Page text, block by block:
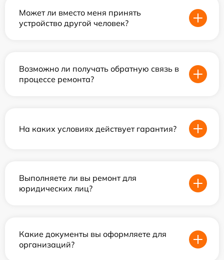
Может ли вместо меня принять
устройство другой человек?
Возможно ли получать обратную связь в
процессе ремонта?
На каких условиях действует гарантия?
Выполняете ли вы ремонт для
юридических лиц?
Какие документы вы оформляете для
организаций?